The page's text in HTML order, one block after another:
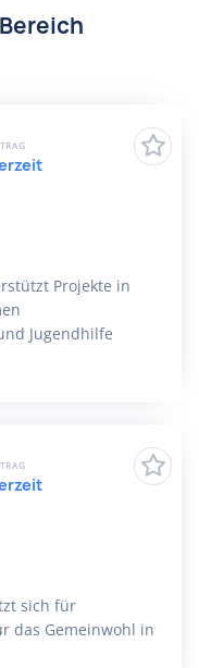
Projekte in
Jugendhilfe
sich für
das Gemeinwohl in